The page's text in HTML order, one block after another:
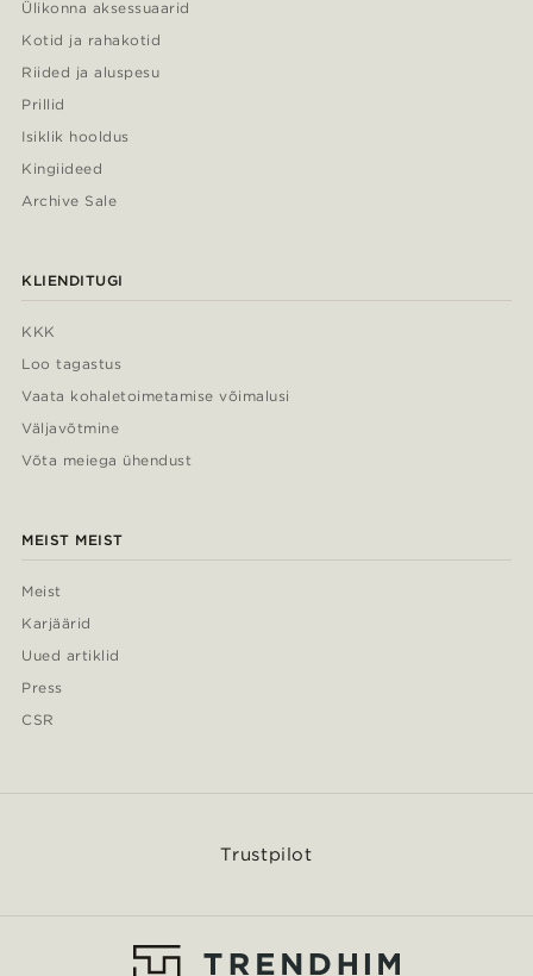
Ülikonna aksessuaarid
Kotid ja rahakotid
Riided ja aluspesu
Prillid
Isiklik hooldus
Kingiideed
Archive Sale
KLIENDITUGI
KKK
Loo tagastus
Vaata kohaletoimetamise võimalusi
Väljavõtmine
Võta meiega ühendust
MEIST MEIST
Meist
Karjäärid
Uued artiklid
Press
CSR
Trustpilot